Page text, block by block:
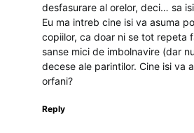
desfasurare al orelor, deci… sa
Eu ma intreb cine isi va asuma
copiilor, ca doar ni se tot repeta
sanse mici de imbolnavire (dar
decese ale parintilor. Cine isi va
orfani?
Reply